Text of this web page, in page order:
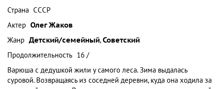
Страна СССР
Актер Олег Жаков
Жанр Детский/семейный,Советский
Продолжительность 16 /
Варюша с дедушкой жили у самого леса. Зима выдалась
суровой. Возвращаясь из соседней деревни, куда она ходила за